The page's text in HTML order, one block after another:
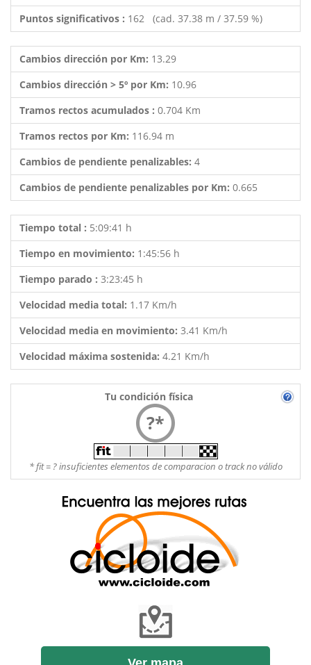
Puntos significativos : 162 (cad. 37.38 m / 37.59 %)
Cambios dirección por Km: 13.29
Cambios dirección > 5º por Km: 10.96
Tramos rectos acumulados : 0.704 Km
Tramos rectos por Km: 116.94 m
Cambios de pendiente penalizables: 4
Cambios de pendiente penalizables por Km: 0.665
Tiempo total : 5:09:41 h
Tiempo en movimiento: 1:45:56 h
Tiempo parado : 3:23:45 h
Velocidad media total: 1.17 Km/h
Velocidad media en movimiento: 3.41 Km/h
Velocidad máxima sostenida: 4.21 Km/h
Tu condición física
?*
* fit = ? insuficientes elementos de comparacion o track no válido